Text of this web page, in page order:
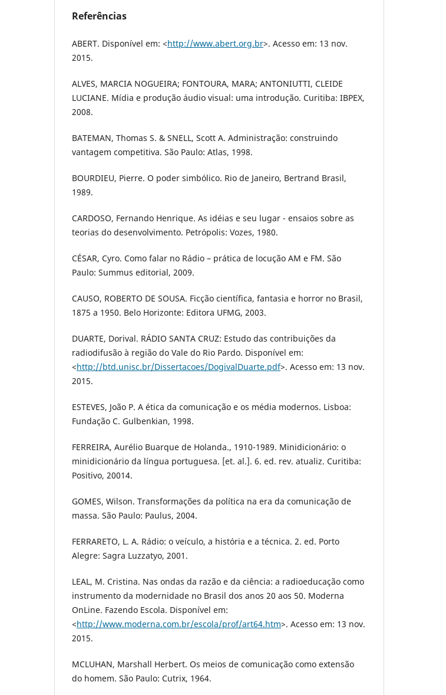
Referências
ABERT. Disponível em: <http://www.abert.org.br>. Acesso em: 13 nov.
2015.
ALVES, MARCIA NOGUEIRA; FONTOURA, MARA; ANTONIUTTI, CLEIDE
LUCIANE. Mídia e produção áudio visual: uma introdução. Curitiba: IBPEX,
2008.
BATEMAN, Thomas S. & SNELL, Scott A. Administração: construindo
vantagem competitiva. São Paulo: Atlas, 1998.
BOURDIEU, Pierre. O poder simbólico. Rio de Janeiro, Bertrand Brasil,
1989.
CARDOSO, Fernando Henrique. As idéias e seu lugar - ensaios sobre as
teorias do desenvolvimento. Petrópolis: Vozes, 1980.
CÉSAR, Cyro. Como falar no Rádio – prática de locução AM e FM. São
Paulo: Summus editorial, 2009.
CAUSO, ROBERTO DE SOUSA. Ficção científica, fantasia e horror no Brasil,
1875 a 1950. Belo Horizonte: Editora UFMG, 2003.
DUARTE, Dorival. RÁDIO SANTA CRUZ: Estudo das contribuições da
radiodifusão à região do Vale do Rio Pardo. Disponível em:
<http://btd.unisc.br/Dissertacoes/DogivalDuarte.pdf>. Acesso em: 13 nov.
2015.
ESTEVES, João P. A ética da comunicação e os média modernos. Lisboa:
Fundação C. Gulbenkian, 1998.
FERREIRA, Aurélio Buarque de Holanda., 1910-1989. Minidicionário: o
minidicionário da língua portuguesa. [et. al.]. 6. ed. rev. atualiz. Curitiba:
Positivo, 20014.
GOMES, Wilson. Transformações da política na era da comunicação de
massa. São Paulo: Paulus, 2004.
FERRARETO, L. A. Rádio: o veículo, a história e a técnica. 2. ed. Porto
Alegre: Sagra Luzzatyo, 2001.
LEAL, M. Cristina. Nas ondas da razão e da ciência: a radioeducação como
instrumento da modernidade no Brasil dos anos 20 aos 50. Moderna
OnLine. Fazendo Escola. Disponível em:
<http://www.moderna.com.br/escola/prof/art64.htm>. Acesso em: 13 nov.
2015.
MCLUHAN, Marshall Herbert. Os meios de comunicação como extensão
do homem. São Paulo: Cutrix, 1964.